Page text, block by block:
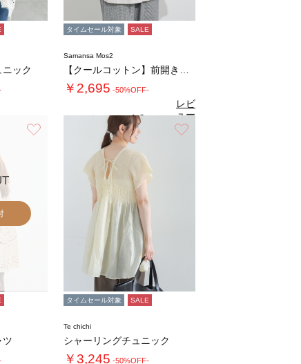
ック
タイムセール対象 SALE
Samansa Mos2
￥2,695 -50%OFF-
4.6（7）
レビ
ュー
を見
る
ツ
タイムセール対象 SALE
Te chichi
シャーリングチュニック
￥3,245 -50%OFF-